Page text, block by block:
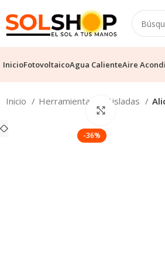
InicioFotovoltaicoAgua CalienteAire
Inicio Herramientas Aisladas
-36%